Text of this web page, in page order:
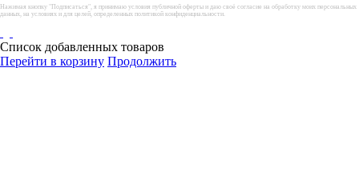
Нажимая кнопку "Подписаться", я принимаю условия публичной оферты и даю своё согласие на обработку моих персональных
данных, на условиях и для целей, определенных политикой конфиденциальности.
Список добавленных товаров
Перейти в корзину Продолжить